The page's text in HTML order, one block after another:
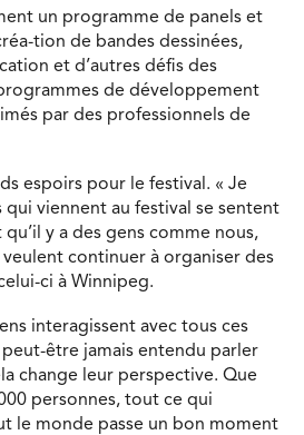
un programme de panels et
tion de bandes dessinées,
et d’autres défis des
de développement
par des professionnels de
espoirs pour le festival. « Je
qui viennent au festival se sentent
y a des gens comme nous,
veulent continuer à organiser des
ci à Winnipeg.
interagissent avec tous ces
être jamais entendu parler
change leur perspective. Que
personnes, tout ce qui
le monde passe un bon moment